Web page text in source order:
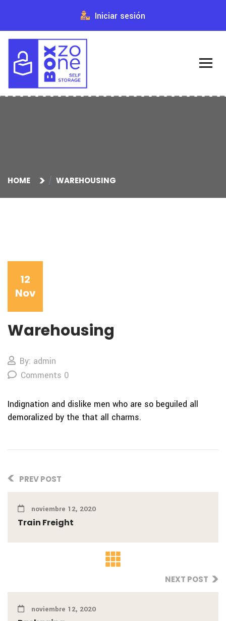
Iniciar sesión
HOME WAREHOUSING
12
Nov
Warehousing
By: admin
Comments 0
Indignation and dislike men who are so beguiled all
demoralized by the that all charms.
PREV POST
noviembre 12, 2020
Train Freight
NEXT POST
noviembre 12, 2020